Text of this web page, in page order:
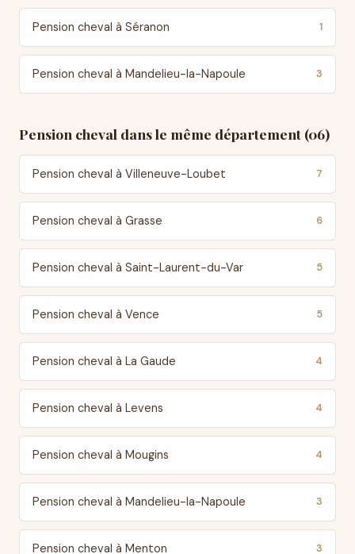
Pension cheval à Séranon 1
Pension cheval à Mandelieu-la-Napoule 3
Pension cheval dans le même département (06)
Pension cheval à Villeneuve-Loubet 7
Pension cheval à Grasse 6
Pension cheval à Saint-Laurent-du-Var 5
Pension cheval à Vence 5
Pension cheval à La Gaude 4
Pension cheval à Levens 4
Pension cheval à Mougins 4
Pension cheval à Mandelieu-la-Napoule 3
Pension cheval à Menton 3